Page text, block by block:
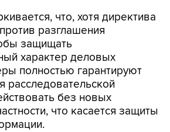
что, хотя директива
разглашения
защищать
характер деловых
полностью гарантируют
расследовательской
без новых
что касается защиты